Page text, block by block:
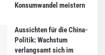
Konsumwandel meistern
Aussichten für die China-
Politik: Wachstum
verlangsamt sich im